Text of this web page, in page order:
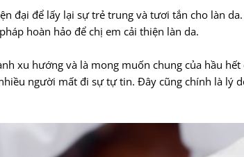
đại để lấy lại sự trẻ trung và tươi tắn cho làn
hoàn hảo để chị em cải thiện làn da.
xu hướng và là mong muốn chung của hầu
người mất đi sự tự tin. Đây cũng chính là lý